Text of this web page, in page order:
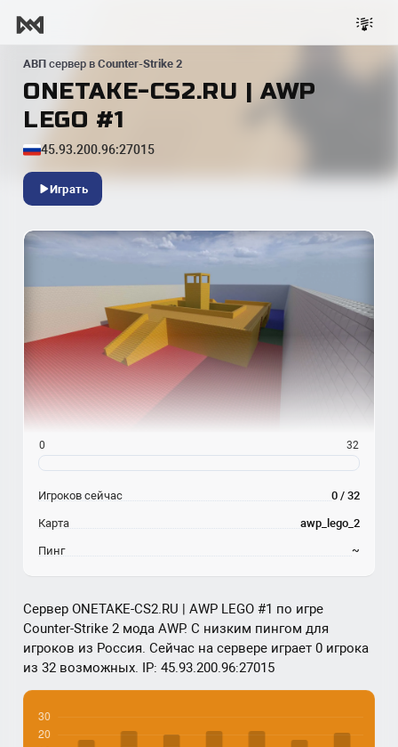
АВП сервер в Counter-Strike 2
ONETAKE-CS2.RU | AWP
LEGO #1
45.93.200.96:27015
Играть
Сервер ONETAKE-CS2.RU | AWP LEGO #1 по игре
Counter-Strike 2 мода AWP. С низким пингом для
игроков из Россия. Сейчас на сервере играет 0 игрока
из 32 возможных. IP: 45.93.200.96:27015
0 32
Игроков сейчас 0 / 32
Карта awp_lego_2
Пинг ~